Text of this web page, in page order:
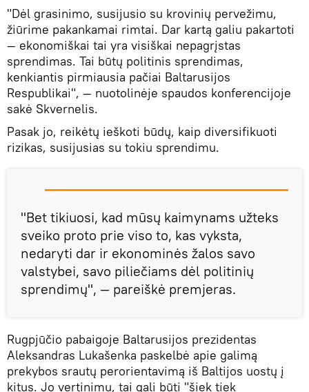
"Dėl grasinimo, susijusio su krovinių pervežimu,
žiūrime pakankamai rimtai. Dar kartą galiu pakartoti
— ekonomiškai tai yra visiškai nepagrįstas
sprendimas. Tai būtų politinis sprendimas,
kenkiantis pirmiausia pačiai Baltarusijos
Respublikai", — nuotolinėje spaudos konferencijoje
sakė Skvernelis.
Pasak jo, reikėtų ieškoti būdų, kaip diversifikuoti
rizikas, susijusias su tokiu sprendimu.
"Bet tikiuosi, kad mūsų kaimynams užteks
sveiko proto prie viso to, kas vyksta,
nedaryti dar ir ekonominės žalos savo
valstybei, savo piliečiams dėl politinių
sprendimų", — pareiškė premjeras.
Rugpjūčio pabaigoje Baltarusijos prezidentas
Aleksandras Lukašenka paskelbė apie galimą
prekybos srautų perorientavimą iš Baltijos uostų į
kitus. Jo vertinimu, tai gali būti "šiek tiek